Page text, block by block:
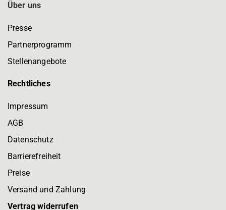
Über uns
Presse
Partnerprogramm
Stellenangebote
Rechtliches
Impressum
AGB
Datenschutz
Barrierefreiheit
Preise
Versand und Zahlung
Vertrag widerrufen